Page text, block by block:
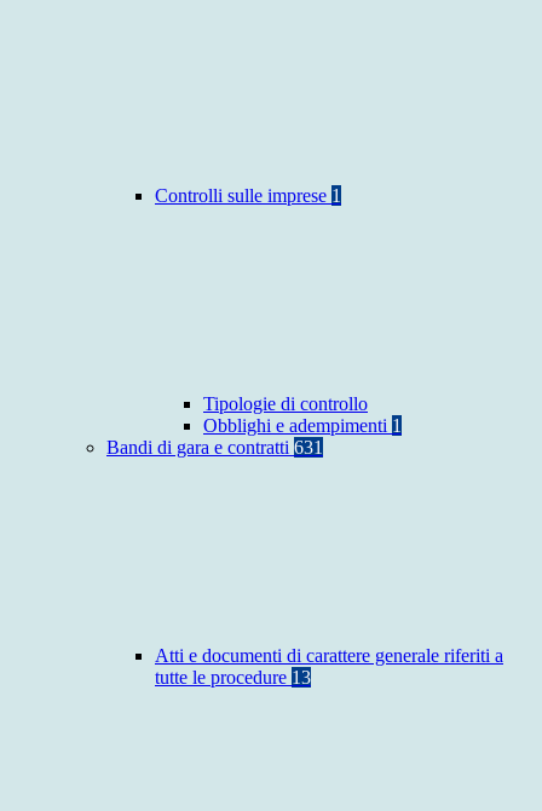
Controlli sulle imprese 1
Tipologie di controllo
Obblighi e adempimenti 1
Bandi di gara e contratti 631
Atti e documenti di carattere generale riferiti a
tutte le procedure 13